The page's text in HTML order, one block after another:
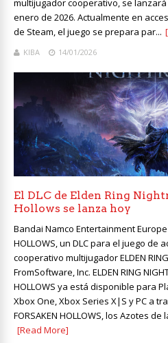
multijugador cooperativo, se
enero de 2026. Actualmente en
de Steam, el juego se prepara par...
KIBA 14/01/2026
El DLC de Elden Ring
Hollows se lanza hoy
Bandai Namco Entertainment Europe
HOLLOWS, un DLC para el juego de
cooperativo multijugador ELDEN
FromSoftware, Inc. ELDEN RING
HOLLOWS ya está disponible para
Xbox One, Xbox Series X|S y PC a
FORSAKEN HOLLOWS, los Azotes
[Read More]